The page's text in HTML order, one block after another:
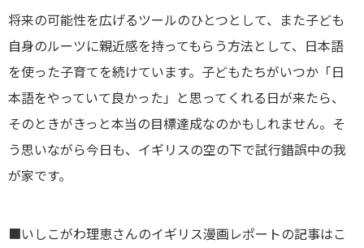
将来の可能性を広げるツールのひとつとして、また子ども
自身のルーツに親近感を持ってもらう方法として、日本語
を使った子育てを続けています。子どもたちがいつか「日
本語をやっていて良かった」と思ってくれる日が来たら、
そのときがきっと本当の目標達成なのかもしれません。そ
う思いながら今日も、イギリスの空の下で試行錯誤中の我
が家です。
■いしこがわ理恵さんのイギリス漫画レポートの記事はこ